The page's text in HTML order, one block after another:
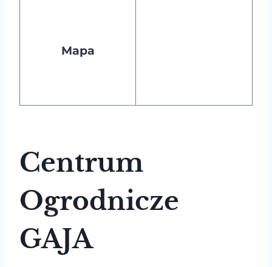
Mapa
Centrum
Ogrodnicze
GAJA